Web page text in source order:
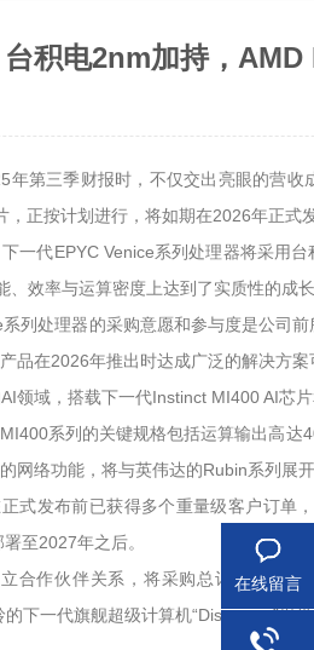
台积电2nm加持，
年第三季财报时，不仅交出亮眼的营
，正按计划进行，将如期在2026年正式
一代EPYC Venice系列处理器将采用
、效率与运算密度上达到了实质性的成
列处理器的采购意愿和参与度是公司
品在2026年推出时达成广泛的解决方
领域，搭载下一代Instinct MI400 AI芯
系列的关键规格包括运算输出高
网络功能，将与英伟达的Rubin系列展
式发布前已获得多个重量级客户订单
至2027年之后。
合作伙伴关系，将采购总计6GW的
下一代旗舰超级计算机“Discovery”提
在线留言